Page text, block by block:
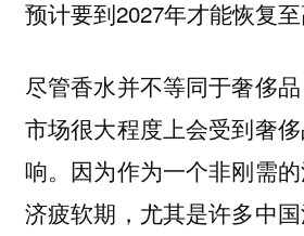
预计要到2027年才能恢复至
尽管香水并不等同于奢侈
市场很大程度上会受到奢
响。因为作为一个非刚需
济疲软期，尤其是许多中